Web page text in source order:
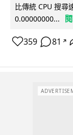
比傳統 CPU 搜尋
0.00000000...
359 81 ↗